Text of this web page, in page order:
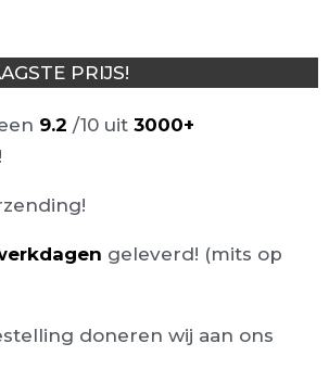
PRIJS!
9.2 /10 uit 3000+
geleverd! (mits op
doneren wij aan ons